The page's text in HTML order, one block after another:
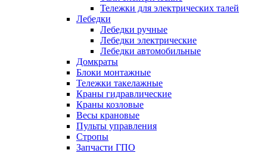
Тележки для электрических талей
Лебедки
Лебедки ручные
Лебедки электрические
Лебедки автомобильные
Домкраты
Блоки монтажные
Тележки такелажные
Краны гидравлические
Краны козловые
Весы крановые
Пульты управления
Стропы
Запчасти ГПО